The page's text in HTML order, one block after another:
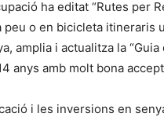
ha editat “Rutes per
o en bicicleta itineraris
amplia i actualitza la
anys amb molt bona
i les inversions en